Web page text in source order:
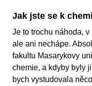
Jak jste se k
Je to trochu náhoda,
ale ani nechápe.
fakultu Masarykovy
chemie, a kdyby byly
bych vystudovala